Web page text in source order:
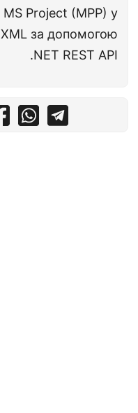
MS Project (MPP) у
XML за допомогою
.NET REST API